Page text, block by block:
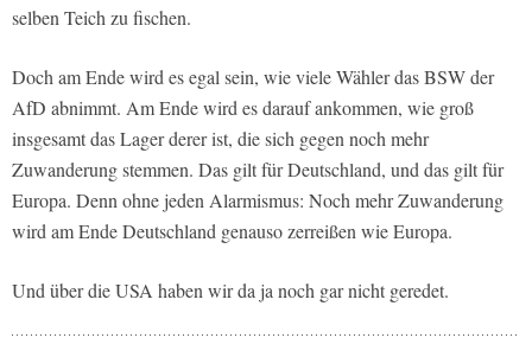
selben Teich zu fischen.
Doch am Ende wird es egal sein, wie viele Wähler das BSW der
AfD abnimmt. Am Ende wird es darauf ankommen, wie groß
insgesamt das Lager derer ist, die sich gegen noch mehr
Zuwanderung stemmen. Das gilt für Deutschland, und das gilt für
Europa. Denn ohne jeden Alarmismus: Noch mehr Zuwanderung
wird am Ende Deutschland genauso zerreißen wie Europa.
Und über die USA haben wir da ja noch gar nicht geredet.